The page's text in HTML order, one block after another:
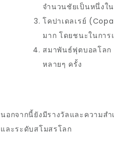
จำนวนชัยเป็นหนึ่งใ
โคปาเดลเรย์ (
มาก โดยชนะในกา
สมาพันธ์ฟุตบอลโล
หลายๆ ครั้ง
นอกจากนี้ยังมีรางวัลและความส
และระดับสโมสรโลก